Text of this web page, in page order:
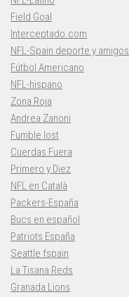
Field Goal
Interceptado.com
NFL-Spain deporte y amigos
Fútbol Americano
NFL-hispano
Zona Roja
Andrea Zanoni
Fumble lost
Cuerdas Fuera
Primero y Diez
NFL en Català
Packers-España
Bucs en español
Patriots España
Seattle fspain
La Tisana Reds
Granada Lions